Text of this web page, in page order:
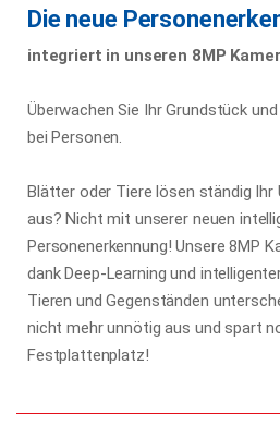
Die neue
integriert in unseren 8MP
Überwachen Sie Ihr Grundstück
bei Personen.
Blätter oder Tiere lösen ständig Ihr
aus? Nicht mit unserer neuen
Personenerkennung! Unsere 8MP
dank Deep-Learning und
Tieren und Gegenständen
nicht mehr unnötig aus und spart
Festplattenplatz!